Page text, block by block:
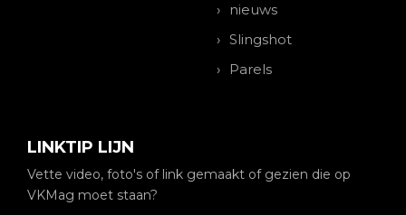
nieuws
Slingshot
Parels
LINKTIP LIJN
Vette video, foto's of link gemaakt of gezien die op
VKMag moet staan?